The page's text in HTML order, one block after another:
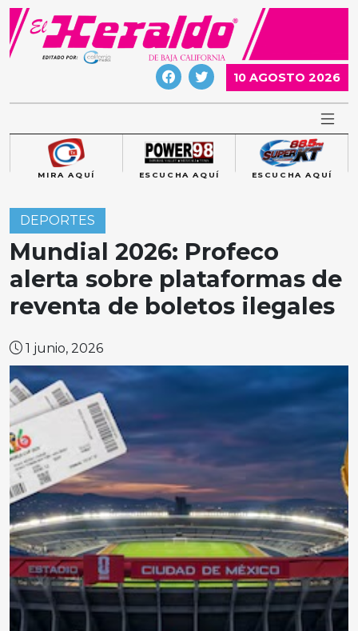
Skip
content
10 AGOSTO 2026
MIRA AQUÍ ESCUCHA AQUÍ ESCUCHA AQUÍ
DEPORTES
Mundial 2026: Profeco
alerta sobre plataformas de
reventa de boletos ilegales
1 junio, 2026